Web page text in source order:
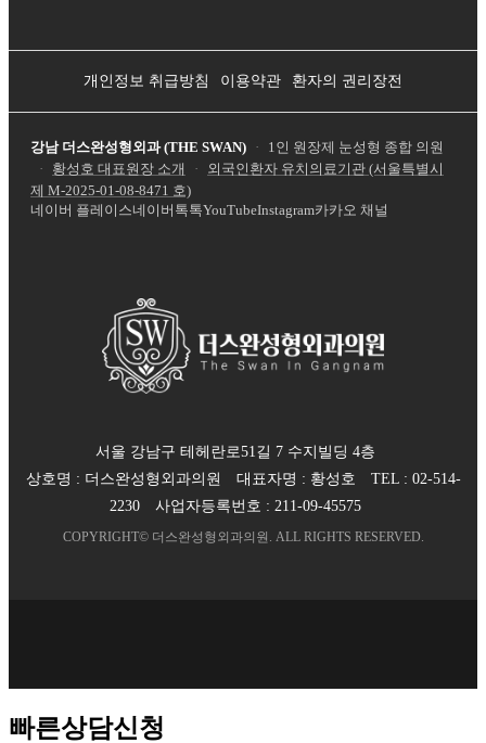
개인정보 취급방침 이용약관 환자의 권리장전
강남 더스완성형외과 (THE SWAN) ·
1인 원장제 눈성형 종합 의원
·
황성호 대표원장 소개 ·
외국인환자 유치의료기관 (서울특별시
제 M-2025-01-08-8471 호)
네이버 플레이스네이버톡톡YouTubeInstagram카카오 채널
서울 강남구 테헤란로51길 7 수지빌딩 4층
상호명 : 더스완성형외과의원 대표자명 : 황성호 TEL : 02-514-
2230
사업자등록번호 : 211-09-45575
COPYRIGHT© 더스완성형외과의원 . ALL RIGHTS RESERVED.
빠른상담신청